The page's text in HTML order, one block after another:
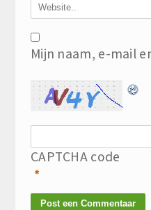
Mijn naam, e-mail
CAPTCHA code
*